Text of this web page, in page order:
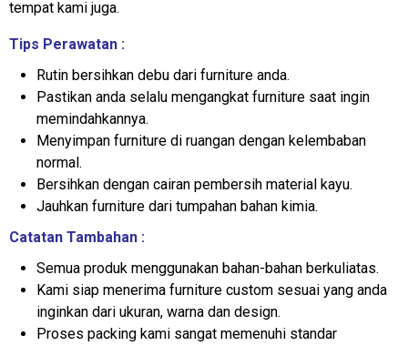
tempat kami juga.
Tips Perawatan :
Rutin bersihkan debu dari furniture anda.
Pastikan anda selalu mengangkat furniture saat ingin
memindahkannya.
Menyimpan furniture di ruangan dengan kelembaban
normal.
Bersihkan dengan cairan pembersih material kayu.
Jauhkan furniture dari tumpahan bahan kimia.
Catatan Tambahan :
Semua produk menggunakan bahan-bahan berkuliatas.
Kami siap menerima furniture custom sesuai yang anda
inginkan dari ukuran, warna dan design.
Proses packing kami sangat memenuhi standar